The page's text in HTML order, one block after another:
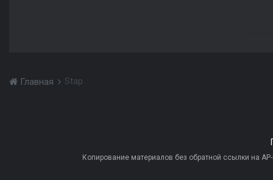
Главная Stap
Копирование материалов без обратной ссылки на